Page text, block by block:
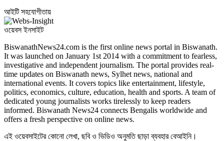
আইটি সহযোগীতায়
ওয়েবস ইনসাইট
BiswanathNews24.com is the first online news portal in Biswanath.
It was launched on January 1st 2014 with a commitment to fearless,
investigative and independent journalism. The portal provides real-
time updates on Biswanath news, Sylhet news, national and
international events. It covers topics like entertainment, lifestyle,
politics, economics, culture, education, health and sports. A team of
dedicated young journalists works tirelessly to keep readers
informed. Biswanath News24 connects Bengalis worldwide and
offers a fresh perspective on online news.
এই ওয়েবসাইটের কোনো লেখা, ছবি ও ভিডিও অনুমতি ছাড়া ব্যবহার বেআইনি।